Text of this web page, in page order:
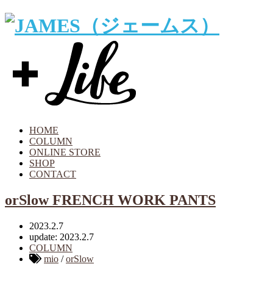
HOME
COLUMN
ONLINE STORE
SHOP
CONTACT
orSlow FRENCH WORK PANTS
2023.2.7
update: 2023.2.7
COLUMN
mio /orSlow